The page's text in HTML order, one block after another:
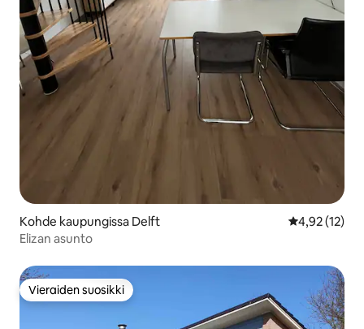
Kohde kaupungissa Delft
4,92 (12)
Elizan asunto
Vieraiden suosikki
Vieraiden suosikki